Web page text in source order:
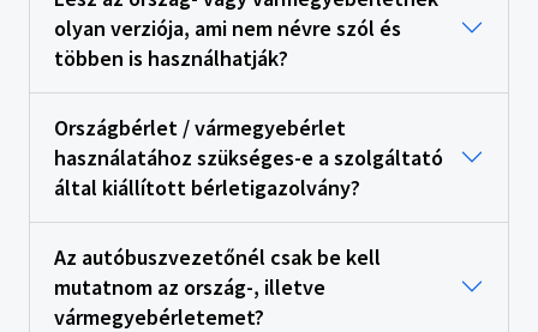
olyan verziója, ami nem névre szól és
többen is használhatják?
Országbérlet / vármegyebérlet
használatához szükséges-e a szolgáltató
által kiállított bérletigazolvány?
Az autóbuszvezetőnél csak be kell
mutatnom az ország-, illetve
vármegyebérletemet?